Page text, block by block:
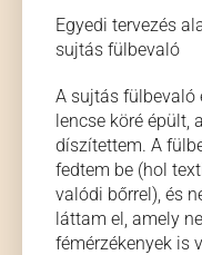
Egyedi tervezés
sujtás fülbevaló
A sujtás fülbevaló
lencse köré épült,
díszítettem. A
fedtem be (hol
valódi bőrrel), és
láttam el, amely
fémérzékenyek is